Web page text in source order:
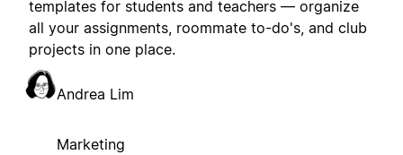
templates for students and teachers — organize
all your assignments, roommate to-do's, and club
projects in one place.
Andrea Lim
Marketing